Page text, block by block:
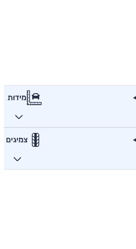
מידות
צמיגים